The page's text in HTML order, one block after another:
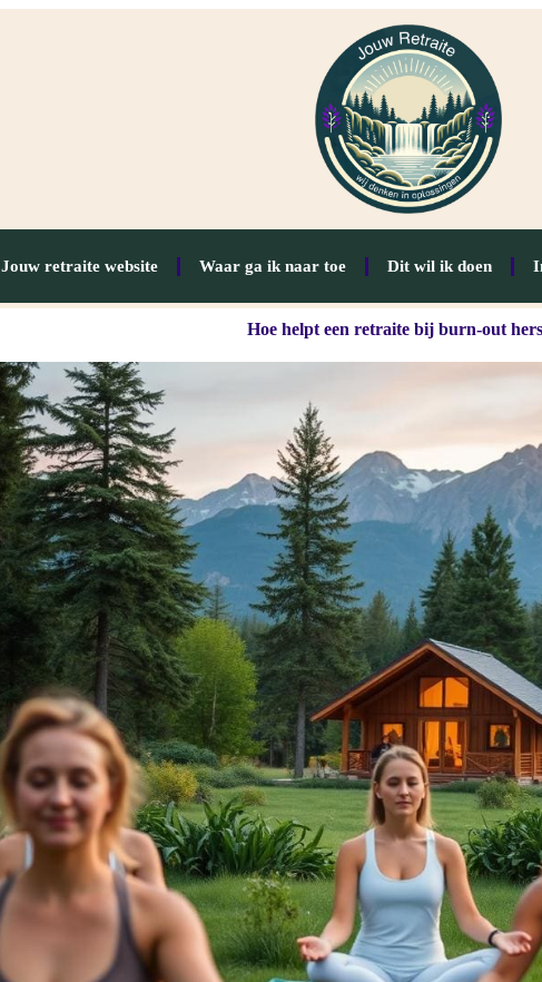
Jouw retraite website Waar ga ik naar toe Dit wil ik doen
Hoe helpt een retraite bij burn-out